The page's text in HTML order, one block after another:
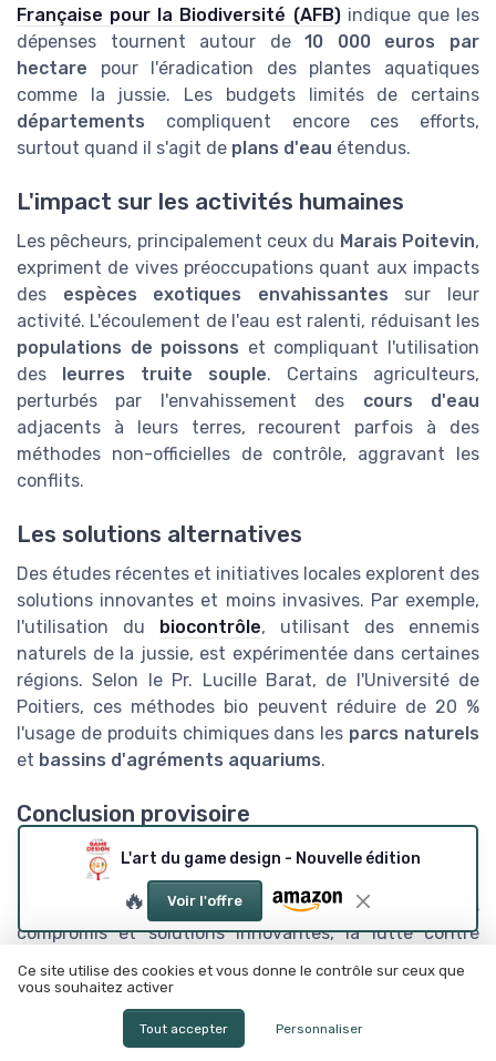
Française pour la Biodiversité (AFB)indique que les
dépenses tournent autour de10 000 euros par
hectare pour l'éradication des plantes aquatiques
comme la jussie. Les budgets limités de certains
départements compliquent encore ces efforts,
surtout quand il s'agit de plans d'eau étendus.
L'impact sur les activités humaines
Les pêcheurs, principalement ceux du Marais Poitevin,
expriment de vives préoccupations quant aux impacts
des espèces exotiques envahissantes sur leur
activité. L'écoulement de l'eau est ralenti, réduisant les
populations de poissons et compliquant l'utilisation
des leurres truite souple. Certains agriculteurs,
perturbés par l'envahissement des cours d'eau
adjacents à leurs terres, recourent parfois à des
méthodes non-officielles de contrôle, aggravant les
conflits.
Les solutions alternatives
Des études récentes et initiatives locales explorent des
solutions innovantes et moins invasives. Par exemple,
l'utilisation du biocontrôle, utilisant des ennemis
naturels de la jussie, est expérimentée dans certaines
régions. Selon le Pr. Lucille Barat, de l'Université de
Poitiers, ces méthodes bio peuvent réduire de 20 %
l'usage de produits chimiques dans les parcs naturels
et bassins d'agréments aquariums.
Conclusion provisoire
Les débats autour de la gestion de la jussie montrent
l'importance de trouver un équilibre entre protection
de l'environnement et impératifs économiques. Sans
compromis et solutions innovantes, la lutte contre
longue et coûteuse.
Ressources et documentation
L'art du game design - Nouvelle édition
🔥 Voir l'offre
Ce site utilise des cookies et vous donne le contrôle sur ceux que
vous souhaitez activer
Tout accepter Personnaliser